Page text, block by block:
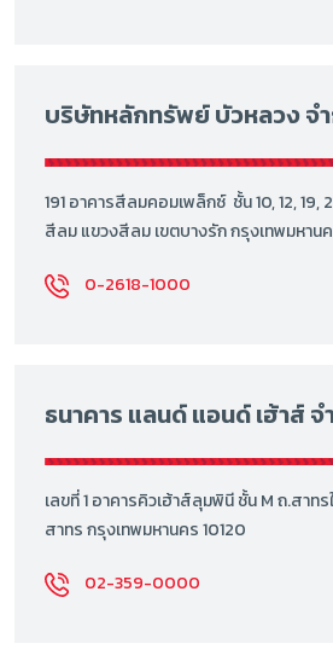
บริษัทหลักทรัพย์ บัวหลวง จ
191 อาคารสีลมคอมเพล็กซ์ ชั้น 10, 12, 19,
สีลม แขวงสีลม เขตบางรัก กรุงเทพมหาน
0-2618-1000
ธนาคาร แลนด์ แอนด์ เฮ้าส์
เลขที่ 1 อาคารคิวเฮ้าส์ลุมพินี ชั้น M ถ.สาท
สาทร กรุงเทพมหานคร 10120
02-359-0000